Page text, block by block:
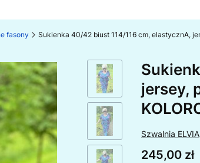
fasony Sukienka 40/42 biust 114/116 cm, elastycznA,
jersey,
Szwalnia ELVIA
Cena
245,00 zł